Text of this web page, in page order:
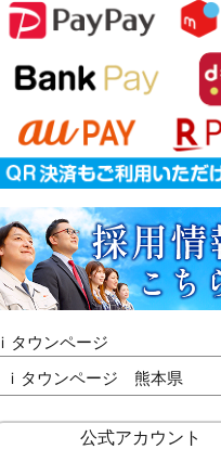
ｉタウンページ
ｉタウンページ 熊本県
公式アカウント